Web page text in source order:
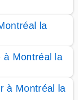
la
à Montréal la
à Montréal la